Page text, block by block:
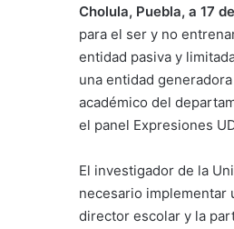
Cholula, Puebla, a 17
para el ser y no
entidad pasiva y
una entidad
académico del
el panel Expresiones
El investigador de la
necesario implementar
director escolar y la